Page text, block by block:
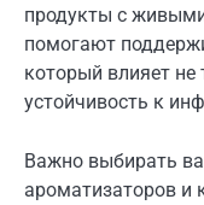
продукты с
помогают
который влияет не
устойчивость к
Важно выбирать
ароматизаторов и